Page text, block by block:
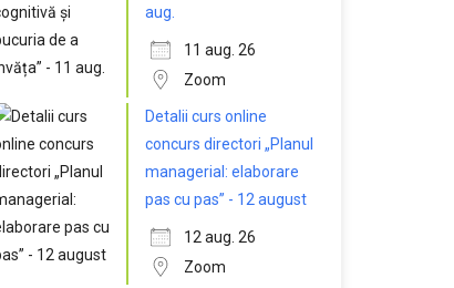
aug.
11 aug. 26
Zoom
Detalii curs online
concurs directori „Planul
managerial: elaborare
pas cu pas” - 12 august
12 aug. 26
Zoom